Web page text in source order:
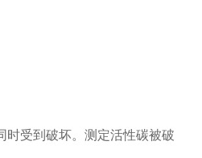
时受到破坏。测定活性碳被破